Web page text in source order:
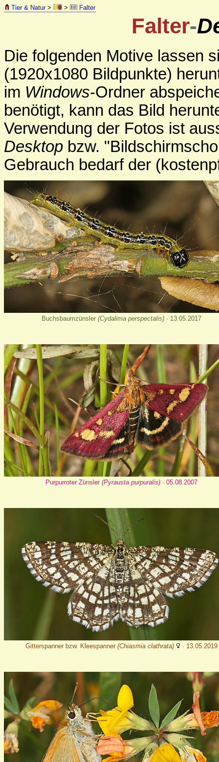
Tier & Natur> > Falter
Falter-
Die folgenden Motive lassen
(1920x1080 Bildpunkte)
im Windows-Ordner
benötigt, kann das Bild
Verwendung der Fotos ist
Desktop bzw.
Gebrauch bedarf der
Buchsbaumzünsler (Cydalima perspectalis)· 13.05.2017
Purpurroter Zünsler (Pyrausta purpuralis)· 05.08.2007
Gitterspanner bzw. Kleespanner (Chiasmia clathrata) · 13.05.2019